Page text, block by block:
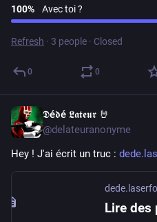
100% Avec toi ?
Refresh · 3 people · Closed
0 0
𝕯é𝖉é 𝕷𝖆𝖙𝖊𝖚𝖗 🤘
@delateuranonyme
Hey ! J'ai écrit un truc :